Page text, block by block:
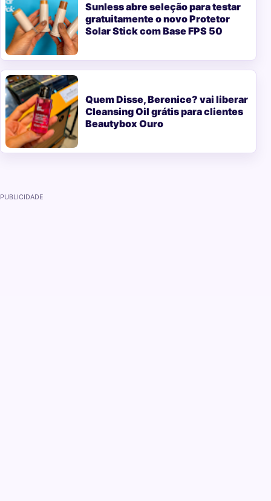
Sunless abre seleção para testar
gratuitamente o novo Protetor
Solar Stick com Base FPS 50
Quem Disse, Berenice? vai liberar
Cleansing Oil grátis para clientes
Beautybox Ouro
PUBLICIDADE